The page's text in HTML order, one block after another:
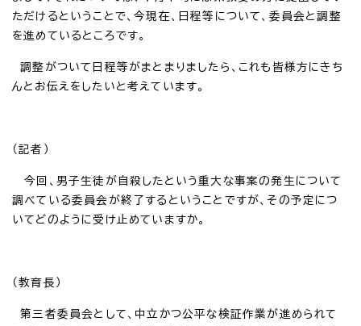
ただけるということで、今現在、日程等について、委員会と調整
を進めているところです。
調整がついて日程等がまとまりましたら、これも皆様方にきち
んとお伝えをしたいと考えています。
（記者）
今回、男子生徒が自殺したという重大な事案の発生について
調べている委員会が終了するということですが、その予定につ
いてどのように受け止めていますか。
（教育長）
第三者委員会として、中立かつ公平な検証作業が進められて